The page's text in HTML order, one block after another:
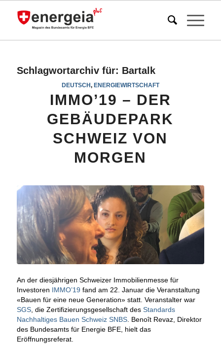
Schlagwortarchiv für: Bartalk
DEUTSCH, ENERGIEWIRTSCHAFT
IMMO’19 – DER
GEBÄUDEPARK
SCHWEIZ VON
MORGEN
An der diesjährigen Schweizer Immobilienmesse für
Investoren IMMO’19 fand am 22. Januar die Veranstaltung
«Bauen für eine neue Generation» statt. Veranstalter war
SGS, die Zertifizierungsgesellschaft des Standards
Nachhaltiges Bauen Schweiz SNBS. Benoît Revaz, Direktor
des Bundesamts für Energie BFE, hielt das
Eröffnungsreferat.